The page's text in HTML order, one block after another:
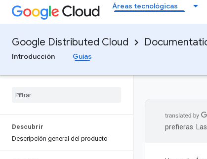
Áreas tecnológicas
Google Distributed Cloud
Introducción
Guías
Descubrir
Descripción general del producto
prefieras.